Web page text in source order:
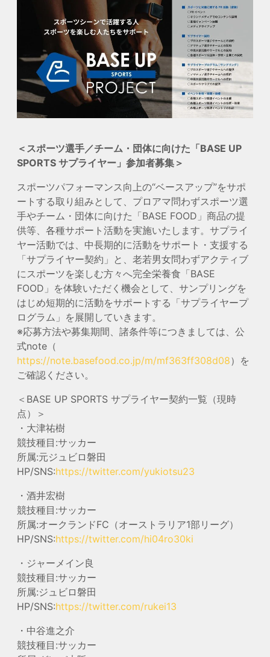
＜スポーツ選手／チーム・団体に向けた「BASE UP
SPORTS サプライヤー」参加者募集＞
スポーツパフォーマンス向上の“ベースアップ”をサポ
ートする取り組みとして、プロアマ問わずスポーツ選
手やチーム・団体に向けた「BASE FOOD」商品の提
供等、各種サポート活動を実施いたします。サプライ
ヤー活動では、中長期的に活動をサポート・支援する
「サプライヤー契約」と、老若男女問わずアクティブ
にスポーツを楽しむ方々へ完全栄養食「BASE
FOOD」を体験いただく機会として、サンプリングを
はじめ短期的に活動をサポートする「サプライヤープ
ログラム」を展開していきます。
※応募方法や募集期間、諸条件等につきましては、公
式note（
https://note.basefood.co.jp/m/mf363ff308d08）を
ご確認ください。
＜BASE UP SPORTS サプライヤー契約一覧（現時
点）＞
・大津祐樹
競技種目:サッカー
所属:元ジュビロ磐田
HP/SNS:https://twitter.com/yukiotsu23
・酒井宏樹
競技種目:サッカー
所属:オークランドFC（オーストラリア1部リーグ）
HP/SNS:https://twitter.com/hi04ro30ki
・ジャーメイン良
競技種目:サッカー
所属:ジュビロ磐田
HP/SNS:https://twitter.com/rukei13
・中谷進之介
競技種目:サッカー